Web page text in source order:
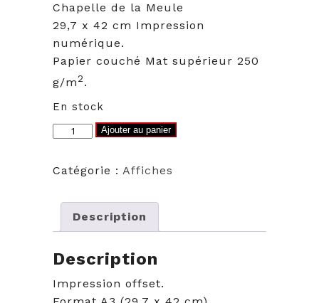
Chapelle de la Meule
29,7 x 42 cm Impression
numérique.
Papier couché Mat supérieur 250
g/m2 .
En stock
quantité
Illustration
Chapelle
la
Meule
Ajouter au panier
Catégorie : Affiches
Description
Description
Impression offset.